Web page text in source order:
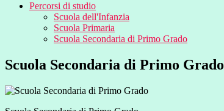
Percorsi di studio
Scuola dell'Infanzia
Scuola Primaria
Scuola Secondaria di Primo Grado
Scuola Secondaria di Primo Grado